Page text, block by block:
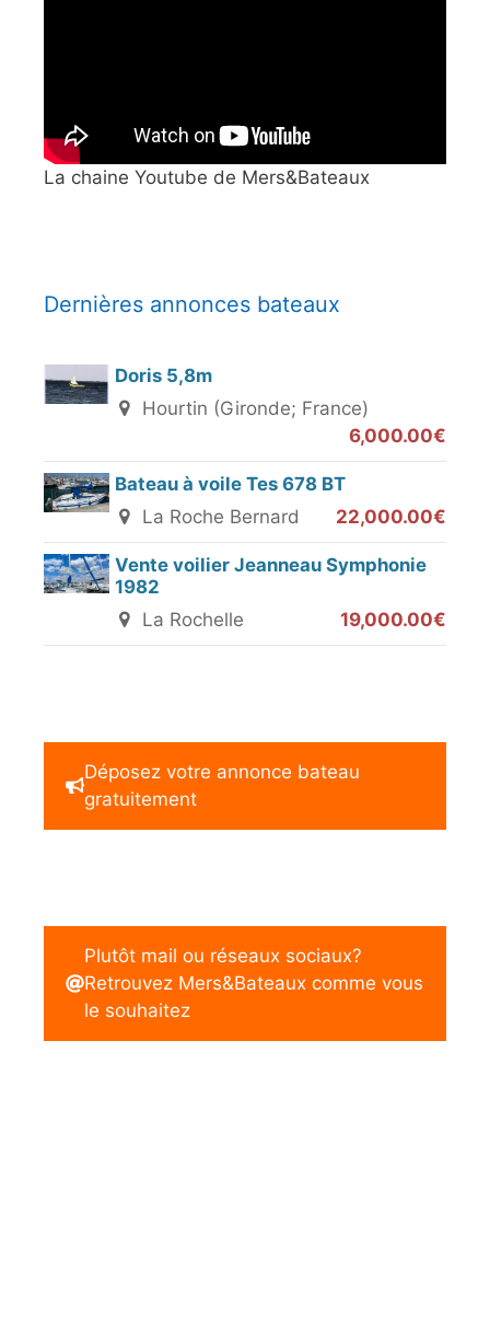
La chaine Youtube de Mers&Bateaux
Dernières annonces bateaux
Doris 5,8m
Hourtin (Gironde; France)
6,000.00€
Bateau à voile Tes 678 BT
La Roche Bernard
22,000.00€
Vente voilier Jeanneau Symphonie
1982
La Rochelle
19,000.00€
Déposez votre annonce bateau
gratuitement
Plutôt mail ou réseaux sociaux?
Retrouvez Mers&Bateaux comme vous
le souhaitez